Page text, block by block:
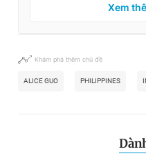
Xem
Khám phá thêm chủ đề
ALICE GUO PHILIPPINES